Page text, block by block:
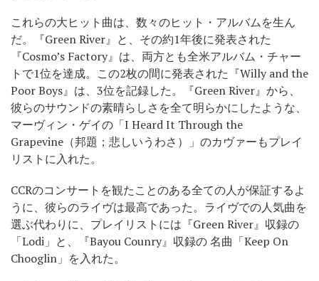
これらの大ヒット曲は、数々のヒット・アルバムを生ん
だ。『Green River』と、その約1年後に発表された
『Cosmo’s Factory』は、両方とも全米アルバム・チャー
トで1位を達成。この2枚の間に発表された『Willy and the
Poor Boys』は、3位を記録した。『Green River』から、
彼らのサウンドの素晴らしさを全て明らかにしたような、
マーヴィン・ゲイの「I Heard It Through the
Grapevine（邦題；悲しいうわさ）」のカヴァーもプレイ
リストに入れた。
CCRのコンサートを観たことのある全ての人が保証するよ
うに、彼らのライヴは最高であった。ライヴでの人気曲を
選ぶ代わりに、プレイリストには『Green River』収録の
「Lodi」と、『Bayou Counry』収録の 名曲「Keep On
Chooglin」を入れた。